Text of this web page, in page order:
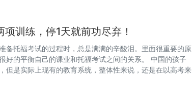
动停用了flash
训练，停1天就前功尽弃！
备托福考试的过程时，总是满满的辛酸泪。里面很重要的原
好的平衡自己的课业和托福考试之间的关系。 中国的孩子
但是实际上现有的教育系统，整体性来说，还是在以高考来
个重要的标杆，引领着国内的公立学校和国际学校争相模
毛坦厂中学和衡水系中学都以军事化的严格管理闻名于国